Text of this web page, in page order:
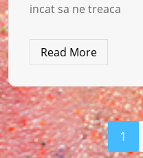
incat sa ne treaca
Read More
1